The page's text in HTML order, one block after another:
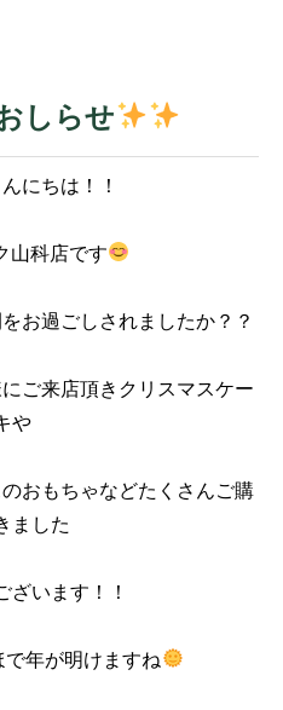
しらせ
にちは！！
山科店です
お過ごしされましたか？？
ご来店頂きクリスマスケー
や
おもちゃなどたくさんご購
ました
ざいます！！
年が明けますね